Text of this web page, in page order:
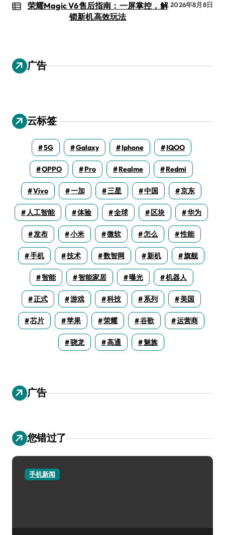
荣耀Magic V6售后指南：一屏掌控，解
锁新机高效玩法
2026年8月8日
广告
云标签
5G Galaxy Iphone IQOO
OPPO Pro Realme Redmi
Vivo 一加 三星 中国 京东
人工智能 体验 全球 区块 华为
发布 小米 微软 怎么 性能
手机 技术 数智网 新机 旗舰
智能 智能家居 曝光 机器人
正式 游戏 科技 系列 美国
芯片 苹果 荣耀 谷歌 运营商
骁龙 高通 魅族
广告
您错过了
手机新闻